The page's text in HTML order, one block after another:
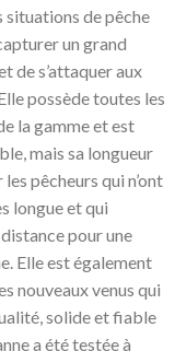
situations de pêche
un grand
de s’attaquer aux
possède toutes les
la gamme et est
mais sa longueur
pêcheurs qui n’ont
longue et qui
pour une
Elle est également
nouveaux venus qui
solide et fiable
a été testée à